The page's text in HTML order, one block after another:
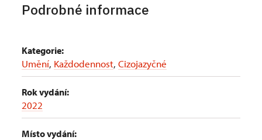
Podrobné informace
Kategorie:
Umění, Každodennost, Cizojazyčné
Rok vydání:
2022
Místo vydání: